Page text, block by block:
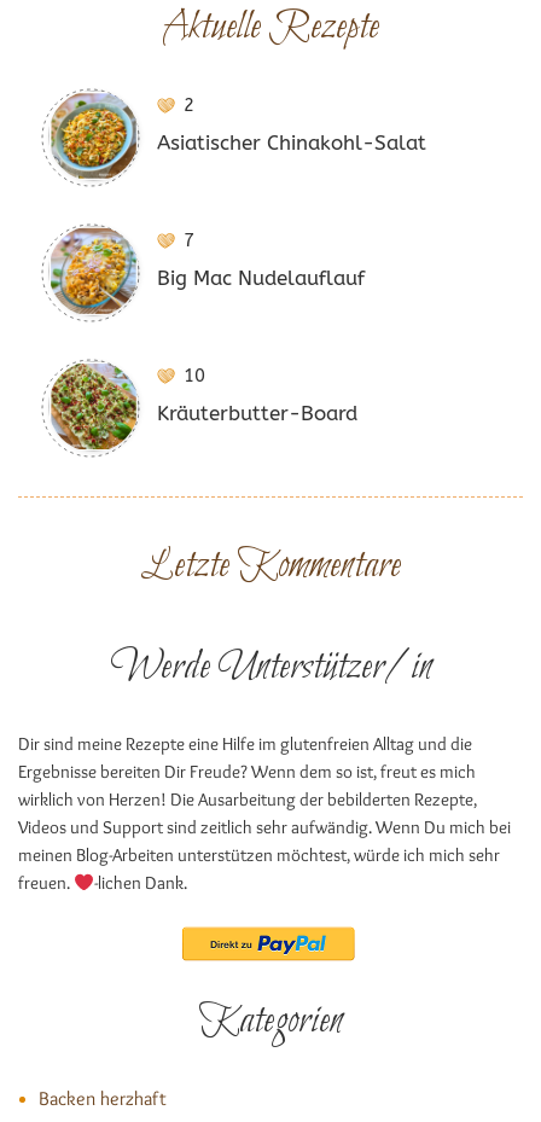
Aktuelle Rezepte
2
Asiatischer Chinakohl-Salat
7
Big Mac Nudelauflauf
10
Kräuterbutter-Board
Letzte Kommentare
Werde Unterstützer/in
Dir sind meine Rezepte eine Hilfe im glutenfreien Alltag und die
Ergebnisse bereiten Dir Freude? Wenn dem so ist, freut es mich
wirklich von Herzen! Die Ausarbeitung der bebilderten Rezepte,
Videos und Support sind zeitlich sehr aufwändig. Wenn Du mich bei
meinen Blog-Arbeiten unterstützen möchtest, würde ich mich sehr
freuen.
-lichen Dank.
Kategorien
Backen herzhaft